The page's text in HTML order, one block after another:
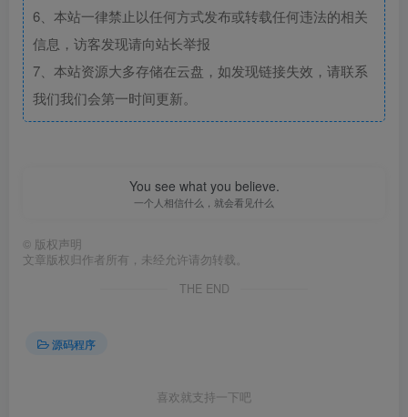
6、本站一律禁止以任何方式发布或转载任何违法的相关
信息，访客发现请向站长举报
7、本站资源大多存储在云盘，如发现链接失效，请联系
我们我们会第一时间更新。
You see what you believe.
一个人相信什么，就会看见什么
© 版权声明
文章版权归作者所有，未经允许请勿转载。
THE END
源码程序
喜欢就支持一下吧